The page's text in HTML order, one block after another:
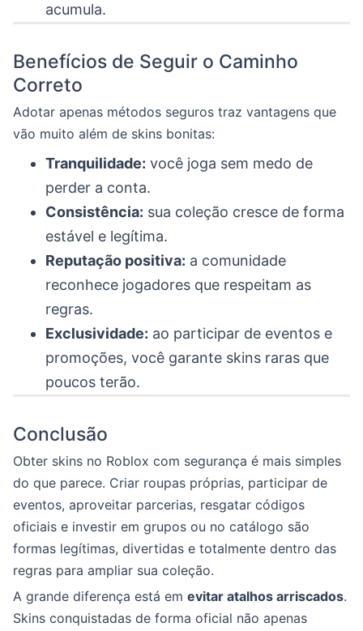
acumula.
Benefícios de Seguir o Caminho
Correto
Adotar apenas métodos seguros traz vantagens que
vão muito além de skins bonitas:
Tranquilidade: você joga sem medo de
perder a conta.
Consistência: sua coleção cresce de forma
estável e legítima.
Reputação positiva: a comunidade
reconhece jogadores que respeitam as
regras.
Exclusividade: ao participar de eventos e
promoções, você garante skins raras que
poucos terão.
Conclusão
Obter skins no Roblox com segurança é mais simples
do que parece. Criar roupas próprias, participar de
eventos, aproveitar parcerias, resgatar códigos
oficiais e investir em grupos ou no catálogo são
formas legítimas, divertidas e totalmente dentro das
regras para ampliar sua coleção.
A grande diferença está em evitar atalhos arriscados.
Skins conquistadas de forma oficial não apenas